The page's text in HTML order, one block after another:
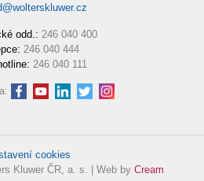
odd.: 246 040 400
246 040 444
246 040 111
cookies
Kluwer ČR, a. s. | Web by Cream